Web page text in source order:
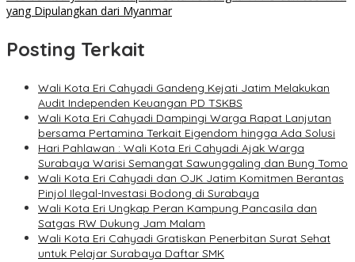
yang Dipulangkan dari Myanmar
Posting Terkait
Wali Kota Eri Cahyadi Gandeng Kejati Jatim Melakukan
Audit Independen Keuangan PD TSKBS
Wali Kota Eri Cahyadi Dampingi Warga Rapat Lanjutan
bersama Pertamina Terkait Eigendom hingga Ada Solusi
Hari Pahlawan : Wali Kota Eri Cahyadi Ajak Warga
Surabaya Warisi Semangat Sawunggaling dan Bung Tomo
Wali Kota Eri Cahyadi dan OJK Jatim Komitmen Berantas
Pinjol Ilegal-Investasi Bodong di Surabaya
Wali Kota Eri Ungkap Peran Kampung Pancasila dan
Satgas RW Dukung Jam Malam
Wali Kota Eri Cahyadi Gratiskan Penerbitan Surat Sehat
untuk Pelajar Surabaya Daftar SMK